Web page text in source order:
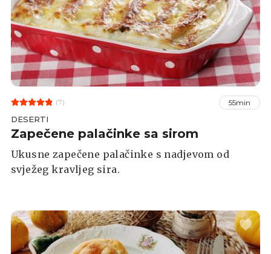
(7) 55min
DESERTI
Zapečene palačinke sa sirom
Ukusne zapečene palačinke s nadjevom od
svježeg kravljeg sira.